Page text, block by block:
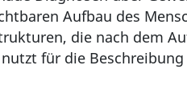
Aufbau des
die nach dem
für die